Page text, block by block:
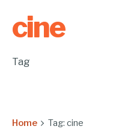
cine
Tag
Home Tag: cine